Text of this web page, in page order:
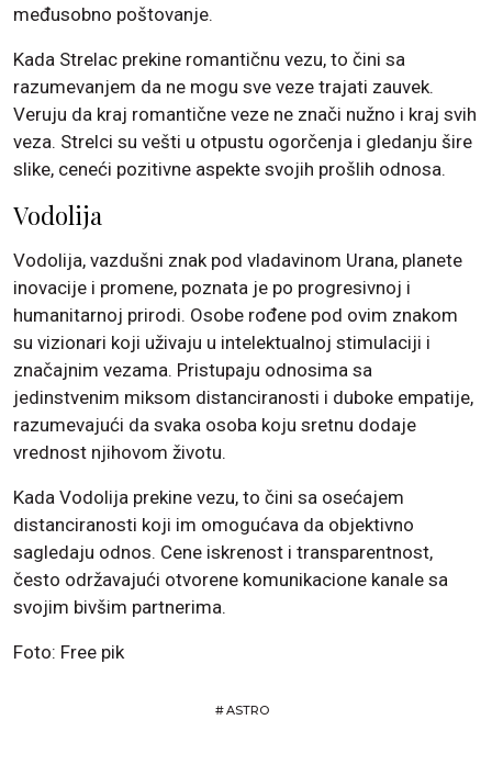
međusobno poštovanje.
Kada Strelac prekine romantičnu vezu, to čini sa
razumevanjem da ne mogu sve veze trajati zauvek.
Veruju da kraj romantične veze ne znači nužno i kraj svih
veza. Strelci su vešti u otpustu ogorčenja i gledanju šire
slike, ceneći pozitivne aspekte svojih prošlih odnosa.
Vodolija
Vodolija, vazdušni znak pod vladavinom Urana, planete
inovacije i promene, poznata je po progresivnoj i
humanitarnoj prirodi. Osobe rođene pod ovim znakom
su vizionari koji uživaju u intelektualnoj stimulaciji i
značajnim vezama. Pristupaju odnosima sa
jedinstvenim miksom distanciranosti i duboke empatije,
razumevajući da svaka osoba koju sretnu dodaje
vrednost njihovom životu.
Kada Vodolija prekine vezu, to čini sa osećajem
distanciranosti koji im omogućava da objektivno
sagledaju odnos. Cene iskrenost i transparentnost,
često održavajući otvorene komunikacione kanale sa
svojim bivšim partnerima.
Foto: Free pik
#ASTRO